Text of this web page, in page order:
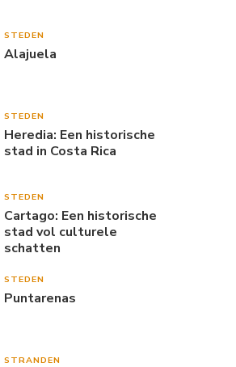
STEDEN
Alajuela
STEDEN
Heredia: Een historische
stad in Costa Rica
STEDEN
Cartago: Een historische
stad vol culturele
schatten
STEDEN
Puntarenas
STRANDEN